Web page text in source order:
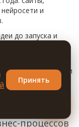
и
до запуска и
гарантия.
ко...
процессов
Принять